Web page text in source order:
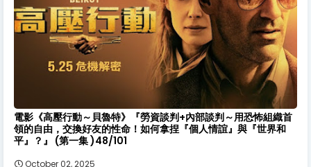
電影《高壓行動～貝魯特》『勞資談判+內部談判～用恐怖組織首
領的自由，交換好友的性命！如何拿捏『個人情誼』與『世界和
平』？』 (第一集 )48/101
October 02, 2025